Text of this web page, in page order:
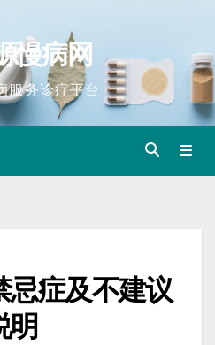
慢病网
服务诊疗平台
忌症及不建议
明